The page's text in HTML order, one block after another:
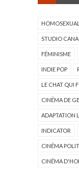
STUDIO CANAL
FÉMINISME
INDIE POP
LE CHAT QUI
CINÉMA DE
ADAPTATION
INDICATOR
CINÉMA
CINÉMA